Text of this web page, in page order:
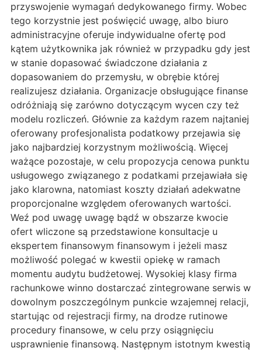
przyswojenie wymagań dedykowanego firmy. Wobec
tego korzystnie jest poświęcić uwagę, albo biuro
administracyjne oferuje indywidualne ofertę pod
kątem użytkownika jak również w przypadku gdy jest
w stanie dopasować świadczone działania z
dopasowaniem do przemysłu, w obrębie której
realizujesz działania. Organizacje obsługujące finanse
odróżniają się zarówno dotyczącym wycen czy też
modelu rozliczeń. Głównie za każdym razem najtaniej
oferowany profesjonalista podatkowy przejawia się
jako najbardziej korzystnym możliwością. Więcej
ważące pozostaje, w celu propozycja cenowa punktu
usługowego związanego z podatkami przejawiała się
jako klarowna, natomiast koszty działań adekwatne
proporcjonalne względem oferowanych wartości.
Weź pod uwagę uwagę bądź w obszarze kwocie
ofert wliczone są przedstawione konsultacje u
ekspertem finansowym finansowym i jeżeli masz
możliwość polegać w kwestii opiekę w ramach
momentu audytu budżetowej. Wysokiej klasy firma
rachunkowe winno dostarczać zintegrowane serwis w
dowolnym poszczególnym punkcie wzajemnej relacji,
startując od rejestracji firmy, na drodze rutinowe
procedury finansowe, w celu przy osiągnięciu
usprawnienie finansową. Następnym istotnym kwestią